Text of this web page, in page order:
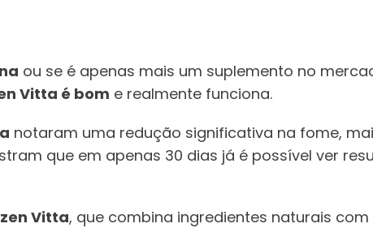
ou se é apenas mais um suplemento no
Vitta é bom e realmente funciona.
notaram uma redução significativa na fome,
que em apenas 30 dias já é possível ver
Vitta, que combina ingredientes naturais